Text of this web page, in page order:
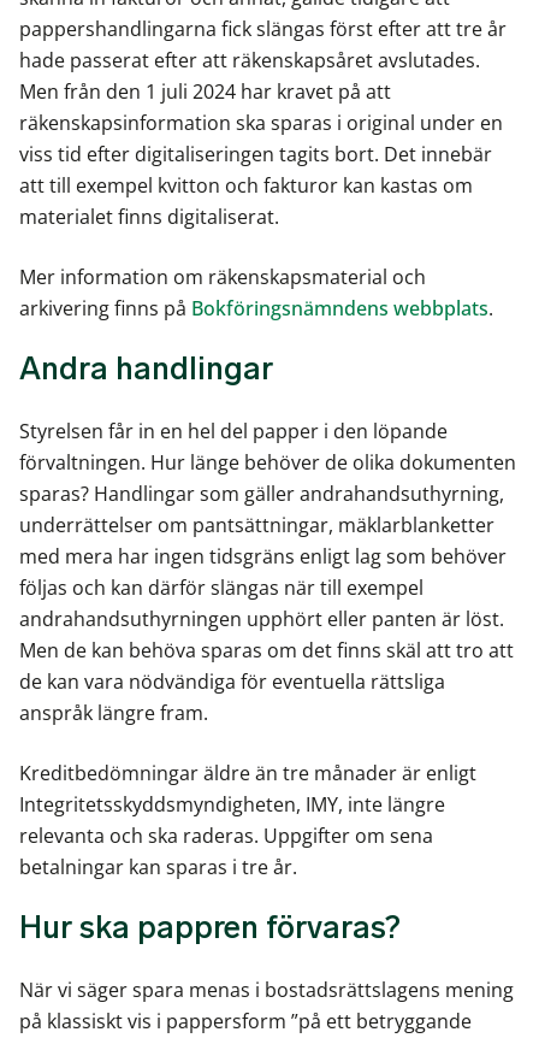
pappershandlingarna fick slängas först efter att tre år
hade passerat efter att räkenskapsåret avslutades.
Men från den 1 juli 2024 har kravet på att
räkenskapsinformation ska sparas i original under en
viss tid efter digitaliseringen tagits bort. Det innebär
att till exempel kvitton och fakturor kan kastas om
materialet finns digitaliserat.
Mer information om räkenskapsmaterial och
arkivering finns på Bokföringsnämndens webbplats.
Andra handlingar
Styrelsen får in en hel del papper i den löpande
förvaltningen. Hur länge behöver de olika dokumenten
sparas? Handlingar som gäller andrahandsuthyrning,
underrättelser om pantsättningar, mäklarblanketter
med mera har ingen tidsgräns enligt lag som behöver
följas och kan därför slängas när till exempel
andrahandsuthyrningen upphört eller panten är löst.
Men de kan behöva sparas om det finns skäl att tro att
de kan vara nödvändiga för eventuella rättsliga
anspråk längre fram.
Kreditbedömningar äldre än tre månader är enligt
Integritetsskyddsmyndigheten, IMY, inte längre
relevanta och ska raderas. Uppgifter om sena
betalningar kan sparas i tre år.
Hur ska pappren förvaras?
När vi säger spara menas i bostadsrättslagens mening
på klassiskt vis i pappersform ”på ett betryggande